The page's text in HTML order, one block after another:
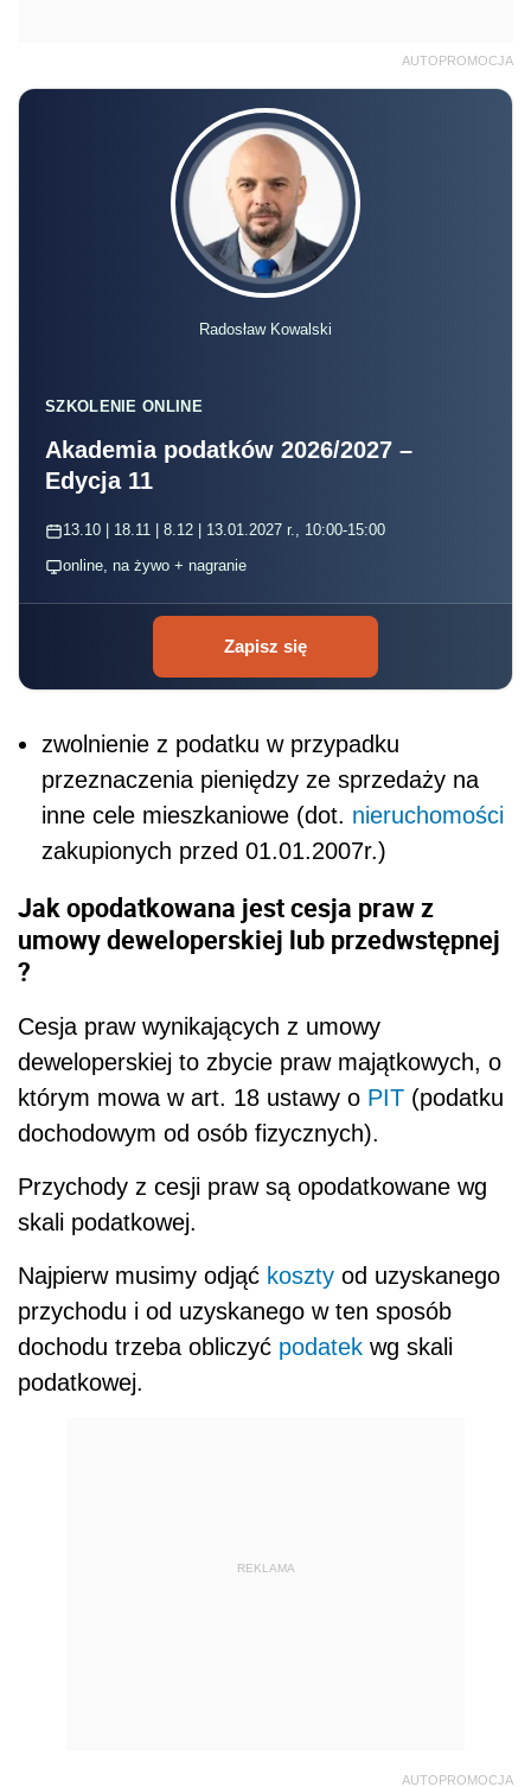
AUTOPROMOCJA
Radosław Kowalski
SZKOLENIE ONLINE
Akademia podatków 2026/2027 –
Edycja 11
13.10 | 18.11 | 8.12 | 13.01.2027 r., 10:00-15:00
online, na żywo + nagranie
Zapisz się
zwolnienie z podatku w przypadku
przeznaczenia pieniędzy ze sprzedaży na
inne cele mieszkaniowe (dot. nieruchomości
zakupionych przed 01.01.2007r.)
Jak opodatkowana jest cesja praw z
umowy deweloperskiej lub przedwstępnej
?
Cesja praw wynikających z umowy
deweloperskiej to zbycie praw majątkowych, o
którym mowa w art. 18 ustawy o PIT (podatku
dochodowym od osób fizycznych).
Przychody z cesji praw są opodatkowane wg
skali podatkowej.
Najpierw musimy odjąć koszty od uzyskanego
przychodu i od uzyskanego w ten sposób
dochodu trzeba obliczyć podatek wg skali
podatkowej.
REKLAMA
AUTOPROMOCJA